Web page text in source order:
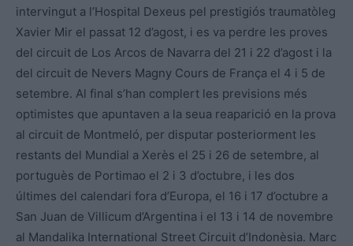
intervingut a l’Hospital Dexeus pel prestigiós traumatòleg
Xavier Mir el passat 12 d’agost, i es va perdre les proves
del circuit de Los Arcos de Navarra del 21 i 22 d’agost i la
del circuit de Nevers Magny Cours de França el 4 i 5 de
setembre. Al final s’han complert les previsions més
optimistes que apuntaven a la seua reaparició en la prova
al circuit de Montmeló, per disputar posteriorment les
restants del Mundial a Xerès el 25 i 26 de setembre, al
portuguès de Portimao el 2 i 3 d’octubre, i les dos
últimes del calendari fora d’Europa, el 16 i 17 d’octubre a
San Juan de Villicum d’Argentina i el 13 i 14 de novembre
al Mandalika International Street Circuit d’Indonèsia. Marc